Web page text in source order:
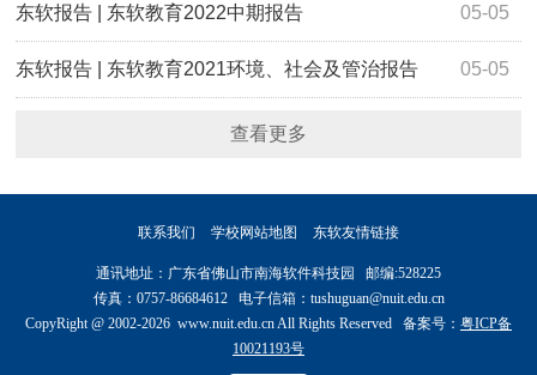
05-05
东软报告 | 东软教育2022中期报告
05-05
东软报告 | 东软教育2021环境、社会及管治报告
查看更多
联系我们 学校网站地图 东软友情链接
通讯地址：广东省佛山市南海软件科技园 邮编:528225
传真：0757-86684612 电子信箱：tushuguan@nuit.edu.cn
CopyRight @ 2002-2026 www.nuit.edu.cn All Rights Reserved 备案号： 粤ICP备
10021193号